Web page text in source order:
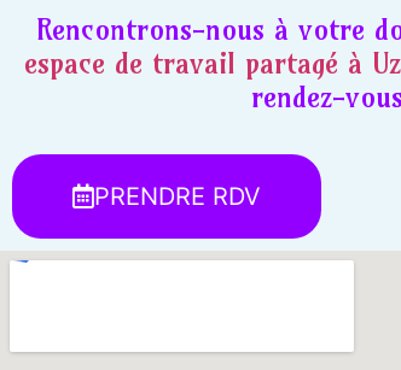
Rencontrons-nous à votre
espace de travail partagé à
rendez-
PRENDRE RDV